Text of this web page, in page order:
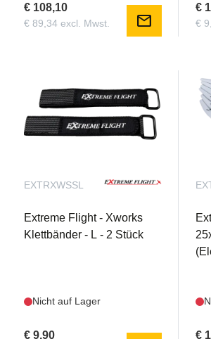
€ 108,10
€ 89,34 excl. Mwst. mail
€
€
EXTRXWSSL
Extreme Flight - Xworks
Klettbänder - L - 2 Stück
Nicht auf Lager
€ 9,90 €